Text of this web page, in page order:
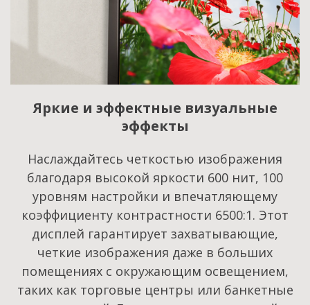
Яркие и эффектные визуальные
эффекты
Наслаждайтесь четкостью изображения
благодаря высокой яркости 600 нит, 100
уровням настройки и впечатляющему
коэффициенту контрастности 6500:1. Этот
дисплей гарантирует захватывающие,
четкие изображения даже в больших
помещениях с окружающим освещением,
таких как торговые центры или банкетные